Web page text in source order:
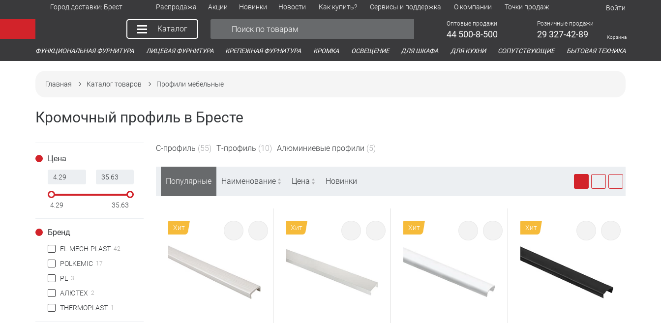
Город доставки: Брест Распродажа Акции Новинки Новости Как купить? Сервисы и поддержка О компании Точки продаж Войти
Каталог
Оптовые продажи
44 500-8-500
Розничные продажи
29 327-42-89 Корзина
ФУНКЦИОНАЛЬНАЯ ФУРНИТУРА ЛИЦЕВАЯ ФУРНИТУРА КРЕПЕЖНАЯ ФУРНИТУРА КРОМКА ОСВЕЩЕНИЕ ДЛЯ ШКАФА ДЛЯ КУХНИ СОПУТСТВУЮЩИЕ БЫТОВАЯ ТЕХНИКА
Главная Каталог товаров Профили мебельные
Кромочный профиль в Бресте
Цена
4.29 35.63
Бренд
EL-MECH-PLAST 42
POLKEMIC 17
PL 3
АЛЮТЕХ 2
THERMOPLAST 1
С-профиль (55) Т-профиль (10) Алюминиевые профили (5)
Популярные Наименование Цена Новинки
Хит Хит Хит Хит